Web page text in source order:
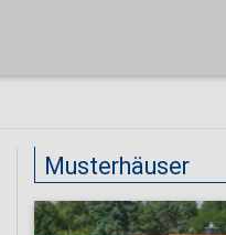
Musterhäuser